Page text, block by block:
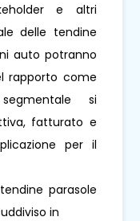
e altri
delle tendine
auto potranno
rapporto come
si
fatturato e
per il
parasole
in